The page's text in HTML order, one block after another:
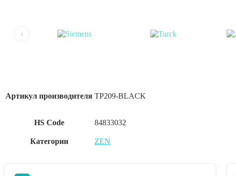
‹
Артикул производителя TP209-BLACK
HS Code 84833032
Категории ZEN